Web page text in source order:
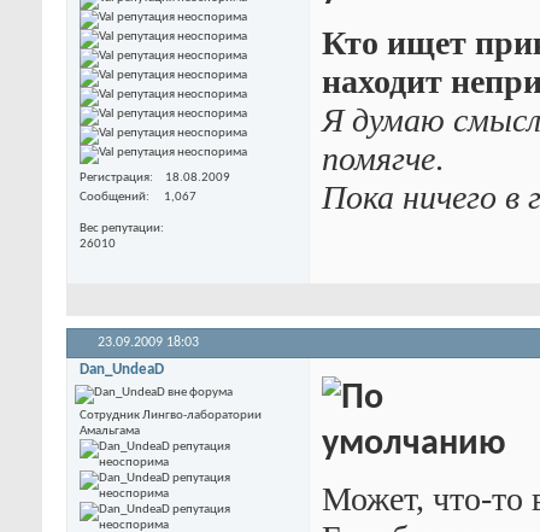
Регистрация
18.08.2009
Сообщений
1,067
Вес репутации
26010
Кто ищет
находит
Я думаю
помягче.
Пока ничего в
23.09.2009 18:03
Dan_UndeaD
Сотрудник Лингво-лаборатории
Амальгама
Может, что-то